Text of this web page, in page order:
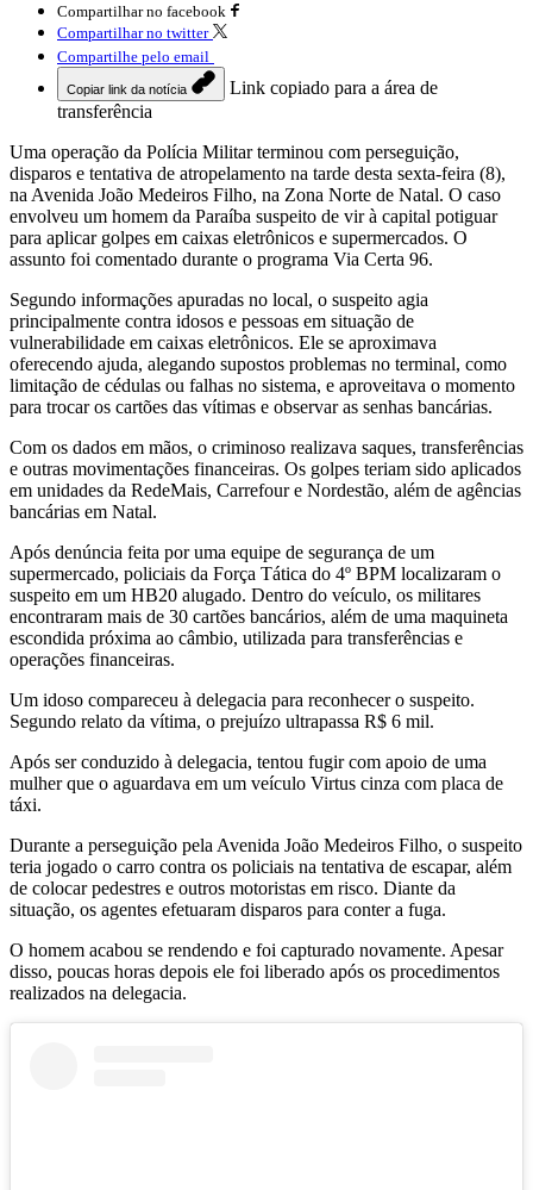
Compartilhar no facebook
Compartilhar no twitter
Compartilhe pelo email
Copiar link da notícia
Link copiado para a área de
transferência
Uma operação da Polícia Militar terminou com perseguição,
disparos e tentativa de atropelamento na tarde desta sexta-feira (8),
na Avenida João Medeiros Filho, na Zona Norte de Natal. O caso
envolveu um homem da Paraíba suspeito de vir à capital potiguar
para aplicar golpes em caixas eletrônicos e supermercados. O
assunto foi comentado durante o programa Via Certa 96.
Segundo informações apuradas no local, o suspeito agia
principalmente contra idosos e pessoas em situação de
vulnerabilidade em caixas eletrônicos. Ele se aproximava
oferecendo ajuda, alegando supostos problemas no terminal, como
limitação de cédulas ou falhas no sistema, e aproveitava o momento
para trocar os cartões das vítimas e observar as senhas bancárias.
Com os dados em mãos, o criminoso realizava saques, transferências
e outras movimentações financeiras. Os golpes teriam sido aplicados
em unidades da RedeMais, Carrefour e Nordestão, além de agências
bancárias em Natal.
Após denúncia feita por uma equipe de segurança de um
supermercado, policiais da Força Tática do 4º BPM localizaram o
suspeito em um HB20 alugado. Dentro do veículo, os militares
encontraram mais de 30 cartões bancários, além de uma maquineta
escondida próxima ao câmbio, utilizada para transferências e
operações financeiras.
Um idoso compareceu à delegacia para reconhecer o suspeito.
Segundo relato da vítima, o prejuízo ultrapassa R$ 6 mil.
Após ser conduzido à delegacia, tentou fugir com apoio de uma
mulher que o aguardava em um veículo Virtus cinza com placa de
táxi.
Durante a perseguição pela Avenida João Medeiros Filho, o suspeito
teria jogado o carro contra os policiais na tentativa de escapar, além
de colocar pedestres e outros motoristas em risco. Diante da
situação, os agentes efetuaram disparos para conter a fuga.
O homem acabou se rendendo e foi capturado novamente. Apesar
disso, poucas horas depois ele foi liberado após os procedimentos
realizados na delegacia.